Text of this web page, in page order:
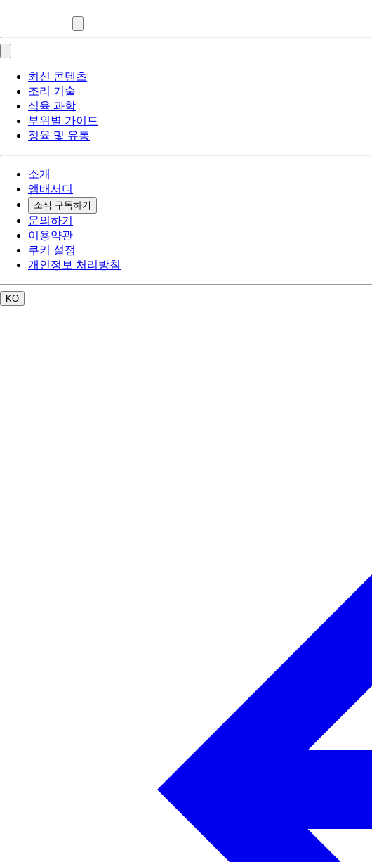
최신 콘텐츠
조리 기술
식육 과학
부위별 가이드
정육 및 유통
소개
앰배서더
소식 구독하기
문의하기
이용약관
쿠키 설정
개인정보 처리방침
KO